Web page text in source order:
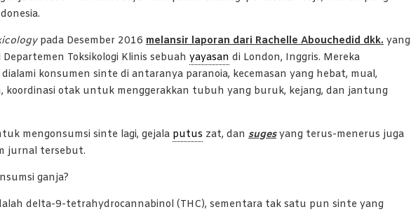
pada Desember 2016 melansir laporan dari Rachelle Abouchedid dkk. yang
Toksikologi Klinis sebuah yayasan di London, Inggris. Mereka
konsumen sinte di antaranya paranoia, kecemasan yang hebat, mual,
koordinasi otak untuk menggerakkan tubuh yang buruk, kejang, dan jantung
mengonsumsi sinte lagi, gejala putus zat, dan sugesyang terus-menerus juga
jurnal tersebut.
ganja?
delta-9-tetrahydrocannabinol (THC), sementara tak satu pun sinte yang